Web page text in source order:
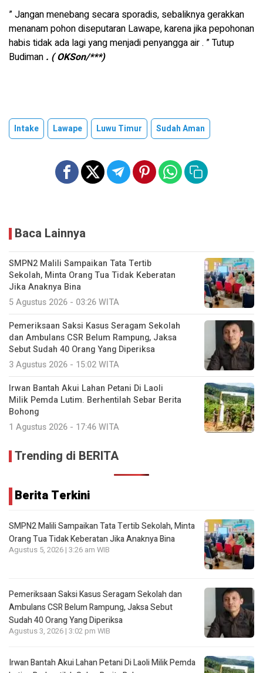
” Jangan menebang secara sporadis, sebaliknya gerakkan
menanam pohon diseputaran Lawape, karena jika pepohonan
habis tidak ada lagi yang menjadi penyangga air . ” Tutup
Budiman . ( OKSon/***)
Intake Lawape Luwu Timur Sudah Aman
Baca Lainnya
SMPN2 Malili Sampaikan Tata Tertib
Sekolah, Minta Orang Tua Tidak Keberatan
Jika Anaknya Bina
5 Agustus 2026 - 03:26 WITA
Pemeriksaan Saksi Kasus Seragam Sekolah
dan Ambulans CSR Belum Rampung, Jaksa
Sebut Sudah 40 Orang Yang Diperiksa
3 Agustus 2026 - 15:02 WITA
Irwan Bantah Akui Lahan Petani Di Laoli
Milik Pemda Lutim. Berhentilah Sebar Berita
Bohong
1 Agustus 2026 - 17:46 WITA
Trending di BERITA
Berita Terkini
SMPN2 Malili Sampaikan Tata Tertib Sekolah, Minta
Orang Tua Tidak Keberatan Jika Anaknya Bina
Agustus 5, 2026 | 3:26 am WIB
Pemeriksaan Saksi Kasus Seragam Sekolah dan
Ambulans CSR Belum Rampung, Jaksa Sebut
Sudah 40 Orang Yang Diperiksa
Agustus 3, 2026 | 3:02 pm WIB
Irwan Bantah Akui Lahan Petani Di Laoli Milik Pemda